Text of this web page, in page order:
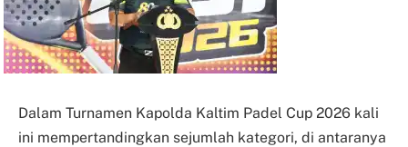
Dalam Turnamen Kapolda Kaltim Padel Cup 2026 kali
ini mempertandingkan sejumlah kategori, di antaranya